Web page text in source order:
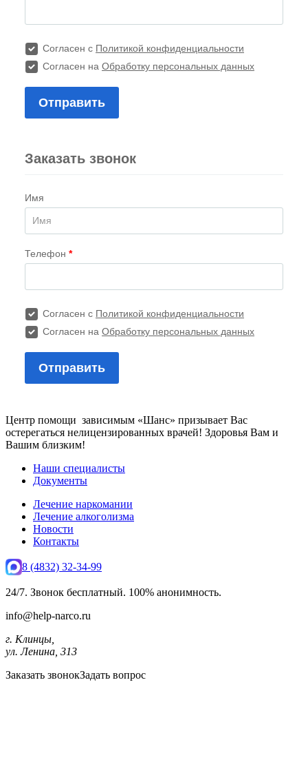
Центр помощи зависимым «Шанс» призывает Вас
остерегаться нелицензированных врачей! Здоровья Вам и
Вашим близким!
Наши специалисты
Документы
Лечение наркомании
Лечение алкоголизма
Новости
Контакты
8 (4832) 32-34-99
24/7. Звонок бесплатный. 100% анонимность.
info@help-narco.ru
г. Клинцы,
ул. Ленина, 313
Заказать звонокЗадать вопрос